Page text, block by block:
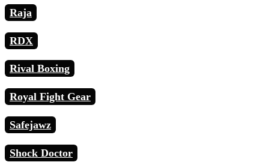
Raja
RDX
Rival Boxing
Royal Fight Gear
Safejawz
Shock Doctor